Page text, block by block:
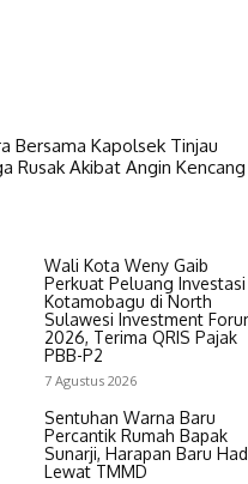
Bersama Kapolsek Tinjau
Rusak Akibat Angin Kencang
Wali Kota Weny Gaib
Perkuat Peluang Investasi
Kotamobagu di North
Sulawesi Investment
2026, Terima QRIS Pajak
PBB-P2
7 Agustus 2026
Sentuhan Warna Baru
Percantik Rumah Bapak
Sunarji, Harapan Baru
Lewat TMMD